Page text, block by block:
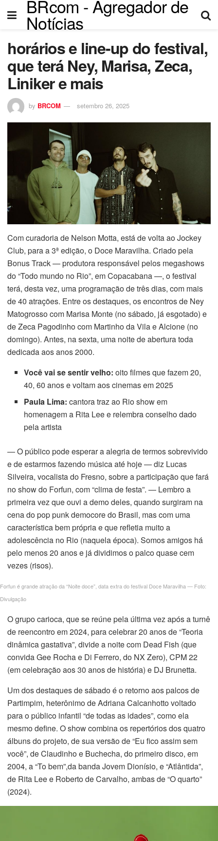
BRcom - Agregador de
Notícias
horários e line-up do festival,
que terá Ney, Marisa, Zeca,
Liniker e mais
by BRCOM setembro 26, 2025
Com curadoria de Nelson Motta, está de volta ao Jockey
Club, para a 3ª edição, o Doce Maravilha. Criado pela
Bonus Track — produtora responsável pelos megashows
do “Todo mundo no Rio”, em Copacabana —, o festival
terá, desta vez, uma programação de três dias, com mais
de 40 atrações. Entre os destaques, os encontros de Ney
Matogrosso com Marisa Monte (no sábado, já esgotado) e
de Zeca Pagodinho com Martinho da Vila e Alcione (no
domingo). Antes, na sexta, uma noite de abertura toda
dedicada aos anos 2000.
Você vai se sentir velho: oito filmes que fazem 20,
40, 60 anos e voltam aos cinemas em 2025
Paula Lima: cantora traz ao Rio show em
homenagem a Rita Lee e relembra conselho dado
pela artista
— O público pode esperar a alegria de termos sobrevivido
e de estarmos fazendo música até hoje — diz Lucas
Silveira, vocalista do Fresno, sobre a participação que fará
no show do Forfun, com “clima de festa”. — Lembro a
primeira vez que ouvi a demo deles, quando surgiram na
cena do pop punk democore do Brasil, mas com uma
característica bem própria e que refletia muito a
adolescência no Rio (naquela época). Somos amigos há
pelo menos 20 anos e já dividimos o palco quase cem
vezes (risos).
Forfun é grande atração da “Noite doce”, data extra do festival Doce Maravilha — Foto:
Divulgação
O grupo carioca, que se reúne pela última vez após a turnê
de reencontro em 2024, para celebrar 20 anos de “Teoria
dinâmica gastativa”, divide a noite com Dead Fish (que
convida Gee Rocha e Di Ferrero, do NX Zero), CPM 22
(em celebração aos 30 anos de história) e DJ Brunetta.
Um dos destaques de sábado é o retorno aos palcos de
Partimpim, heterônimo de Adriana Calcanhotto voltado
para o público infantil “de todas as idades”, como ela
mesmo define. O show combina os repertórios dos quatro
álbuns do projeto, de sua versão de “Eu fico assim sem
você”, de Claudinho e Buchecha, do primeiro disco, em
2004, a “To bem”,da banda Jovem Dionísio, e “Atlântida”,
de Rita Lee e Roberto de Carvalho, ambas de “O quarto”
(2024).